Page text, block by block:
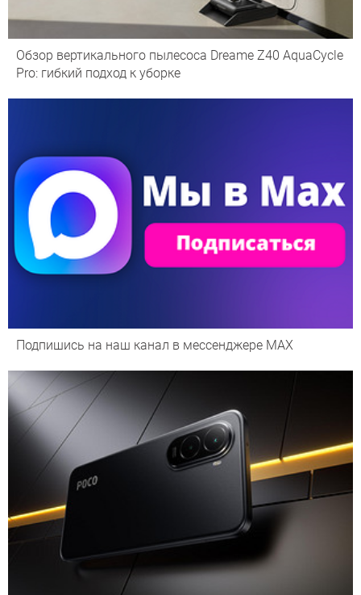
Обзор вертикального пылесоса Dreame Z40 AquaCycle
Pro: гибкий подход к уборке
Подпишись на наш канал в мессенджере МАХ